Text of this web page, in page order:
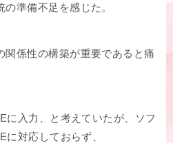
準備不足を感じた。
関係性の構築が重要であると痛
に入力、と考えていたが、ソフ
に対応しておらず、